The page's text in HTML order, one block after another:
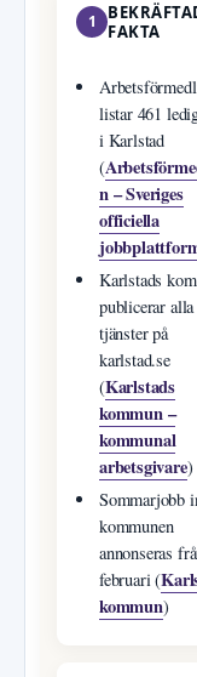
1
FAKTA
listar 461
i Karlstad
(
n – Sveriges
officiella
Karlstads
publicerar
tjänster på
karlstad.se
(Karlstads
kommun –
kommunal
arbetsgivare)
Sommarjobb
kommunen
annonseras
februari (
kommun)